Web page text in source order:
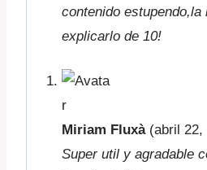
contenido estupendo,la
explicarlo de 10!
Miriam Fluxà(abril 22,
Super util y agradable